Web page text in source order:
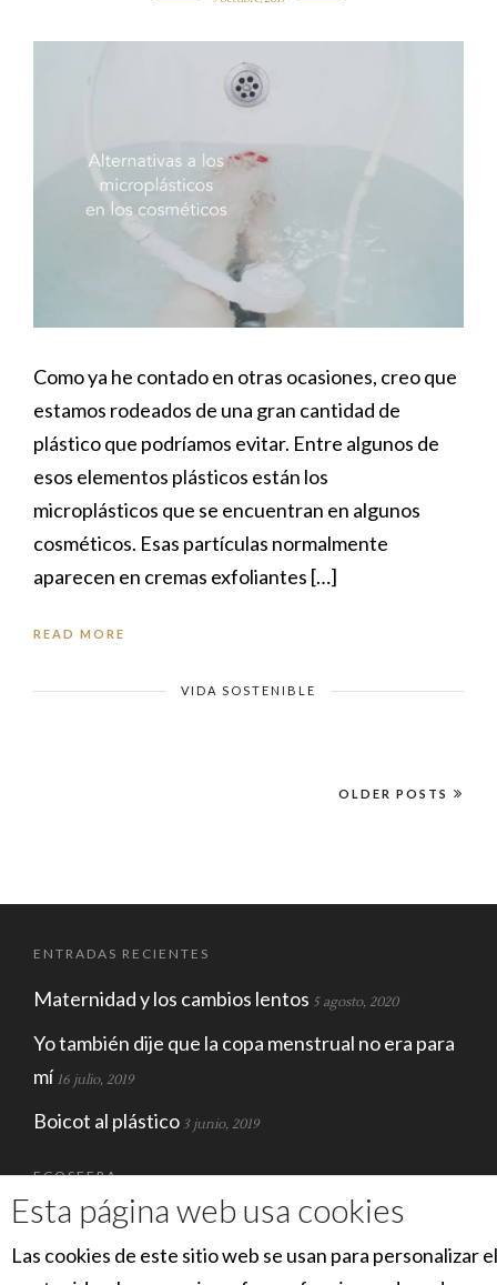
Como ya he contado en otras ocasiones, creo que
estamos rodeados de una gran cantidad de
plástico que podríamos evitar. Entre algunos de
esos elementos plásticos están los
microplásticos que se encuentran en algunos
cosméticos. Esas partículas normalmente
aparecen en cremas exfoliantes […]
READ MORE
VIDA SOSTENIBLE
OLDER POSTS
ENTRADAS RECIENTES
Maternidad y los cambios lentos 5 agosto, 2020
Yo también dije que la copa menstrual no era para
mí 16 julio, 2019
Boicot al plástico 3 junio, 2019
ECOSFERA
Esta página web usa cookies
Las cookies de este sitio web se usan para personalizar el